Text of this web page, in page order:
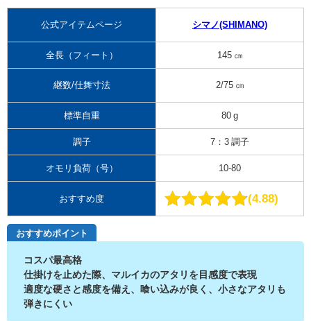
公式アイテムページ シマノ(SHIMANO)
全長（フィート） 145 ㎝
継数/仕舞寸法 2/75 ㎝
標準自重 80 g
調子 7：3 調子
オモリ負荷（号） 10-80
おすすめ度 4.88
おすすめポイント
コスパ最高格
仕掛けを止めた際、マルイカのアタリを目感度で表現
適度な硬さと感度を備え、喰い込みが良く、小さなアタリも
弾きにくい